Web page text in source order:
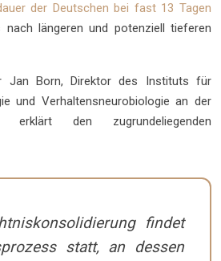
der Deutschen bei fast 13 Tagen
längeren und potenziell tieferen
Jan Born, Direktor des Instituts für
und Verhaltensneurobiologie an der
erklärt den zugrundeliegenden
findet
statt, an dessen